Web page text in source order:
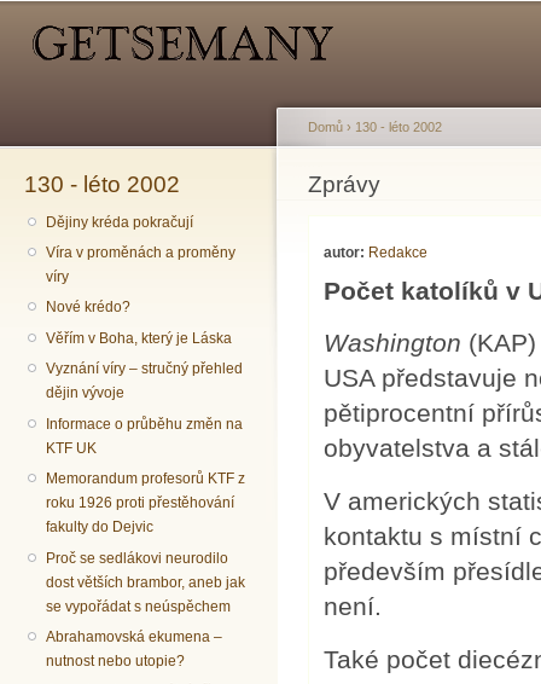
130 - léto 2002
Dějiny kréda pokračují
Víra v proměnách a proměny
víry
Nové krédo?
Věřím v Boha, který je Láska
Vyznání víry – stručný přehled
dějin vývoje
Informace o průběhu změn na
KTF UK
Memorandum profesorů KTF z
roku 1926 proti přestěhování
fakulty do Dejvic
Proč se sedlákovi neurodilo
dost větších brambor, aneb jak
se vypořádat s neúspěchem
Abrahamovská ekumena –
nutnost nebo utopie?
Jste zde
Domů › 130 - léto 2002
Zprávy
autor: Redakce
Počet katolíků v
Washington
USA představuje
pětiprocentní
obyvatelstva a
V amerických
kontaktu s místní
především
není.
Také počet